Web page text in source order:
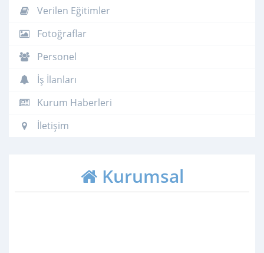
Verilen Eğitimler
Fotoğraflar
Personel
İş İlanları
Kurum Haberleri
İletişim
Kurumsal